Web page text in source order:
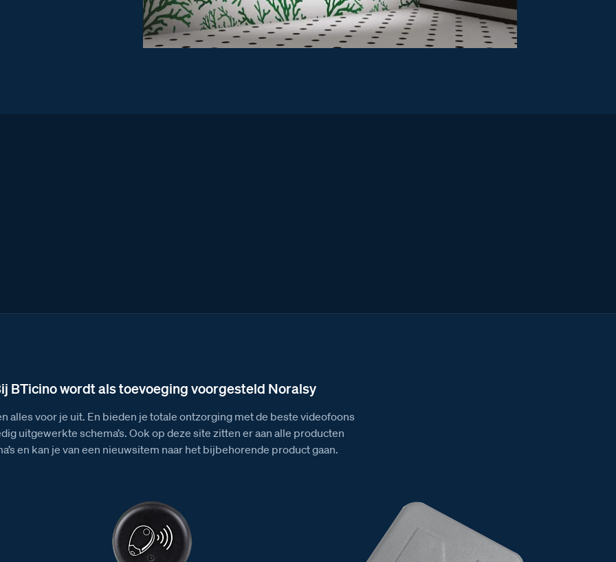
BTicino wordt als toevoeging voorgesteld Noralsy
alles voor je uit. En bieden je totale ontzorging met de beste videofoons
uitgewerkte schema’s. Ook op deze site zitten er aan alle producten
en kan je van een nieuwsitem naar het bijbehorende product gaan.